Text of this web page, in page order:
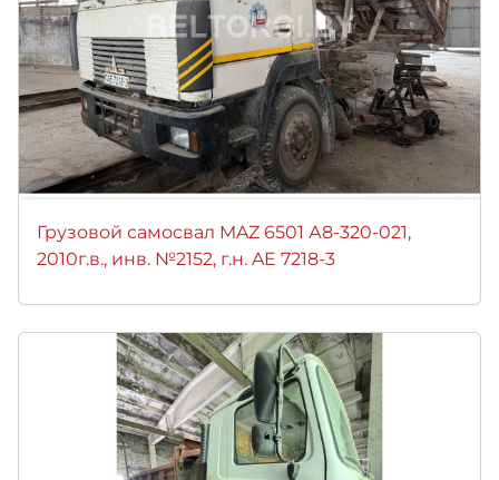
Грузовой самосвал MAZ 6501 А8-320-021,
2010г.в., инв. №2152, г.н. AE 7218-3